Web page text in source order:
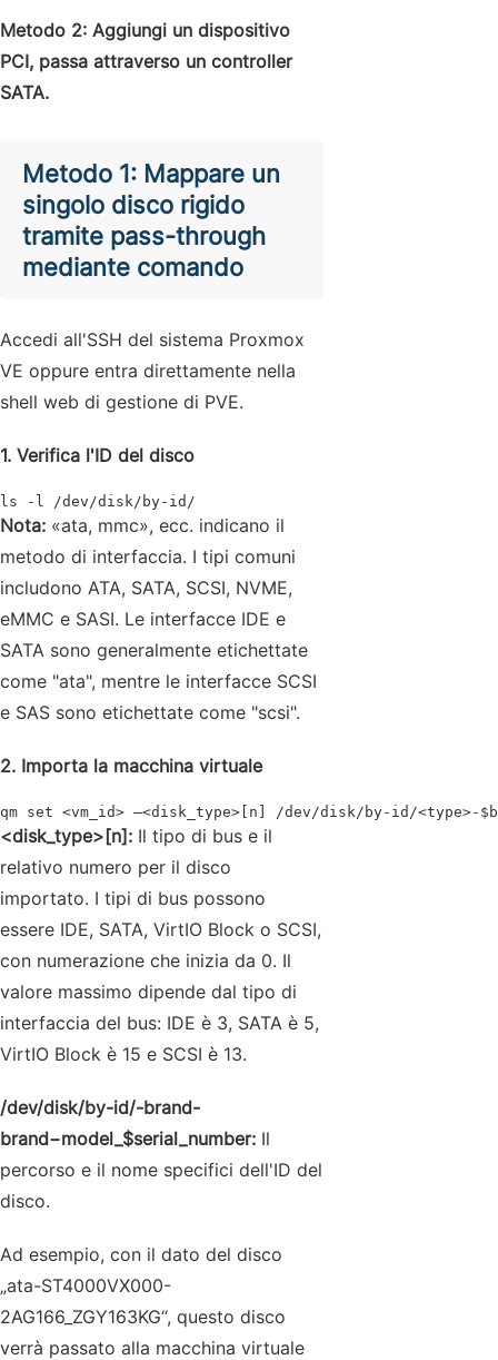
Metodo 2: Aggiungi un dispositivo
PCI, passa attraverso un controller
SATA.
Metodo 1: Mappare un
singolo disco rigido
tramite pass-through
mediante comando
Accedi all'SSH del sistema Proxmox
VE oppure entra direttamente nella
shell web di gestione di PVE.
1. Verifica l'ID del disco
ls -l /dev/disk/by-id/
Nota: «ata, mmc», ecc. indicano il
metodo di interfaccia. I tipi comuni
includono ATA, SATA, SCSI, NVME,
eMMC e SASI. Le interfacce IDE e
SATA sono generalmente etichettate
come "ata", mentre le interfacce SCSI
e SAS sono etichettate come "scsi".
2. Importa la macchina virtuale
qm set <vm_id> –<disk_type>[n] /dev/disk/by-id/<type>-
<disk_type>[n]: Il tipo di bus e il
relativo numero per il disco
importato. I tipi di bus possono
essere IDE, SATA, VirtIO Block o SCSI,
con numerazione che inizia da 0. Il
valore massimo dipende dal tipo di
interfaccia del bus: IDE è 3, SATA è 5,
VirtIO Block è 15 e SCSI è 13.
/dev/disk/by-id/-brand-
brand−model_$serial_number: Il
percorso e il nome specifici dell'ID del
disco.
Ad esempio, con il dato del disco
„ata-ST4000VX000-
2AG166_ZGY163KG“, questo disco
verrà passato alla macchina virtuale